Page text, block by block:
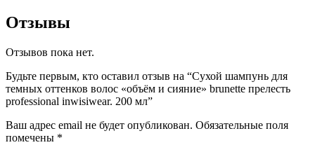
Отзывы
Отзывов пока нет.
Будьте первым, кто оставил отзыв на “Сухой шампунь для
темных оттенков волос «объём и сияние» brunette прелесть
professional inwisiwear. 200 мл”
Ваш адрес email не будет опубликован. Обязательные поля
помечены *